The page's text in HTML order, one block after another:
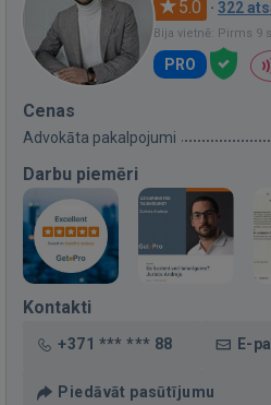
5.0 · 322
Bija vietnē: Pirms 9
PRO
Cenas
Advokāta pakalpojumi
Darbu piemēri
Kontakti
+371 *** *** 88 E-
Piedāvāt pasūtījumu